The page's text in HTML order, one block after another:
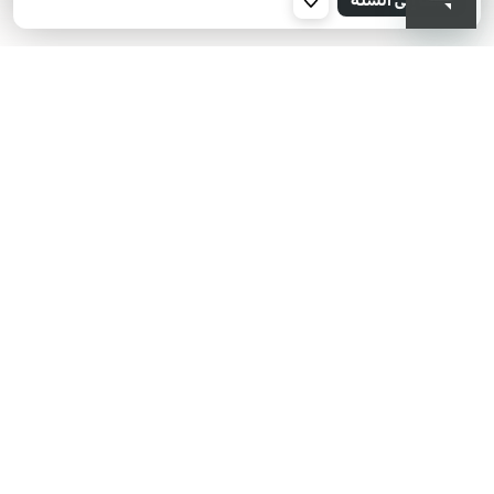
001